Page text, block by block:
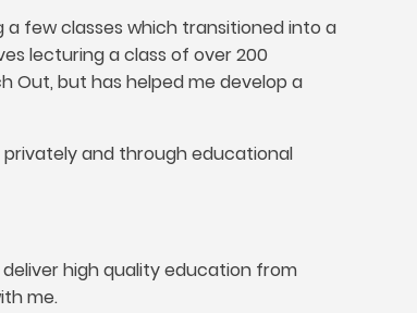
few classes which transitioned into a
lecturing a class of over200
Out, but has helped me develop a
and through educational
high quality education from
me.